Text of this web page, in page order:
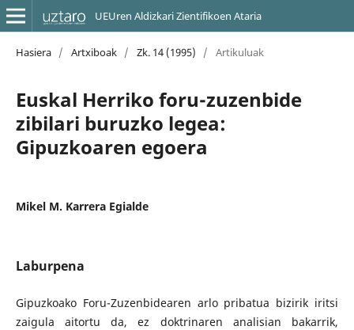
UEUren Aldizkari Zientifikoen Ataria
Hasiera / Artxiboak / Zk. 14 (1995) / Artikuluak
Euskal Herriko foru-zuzenbide
zibilari buruzko legea:
Gipuzkoaren egoera
Mikel M. Karrera Egialde
Laburpena
Gipuzkoako Foru-Zuzenbidearen arlo pribatua bizirik iritsi
zaigula aitortu da, ez doktrinaren analisian bakarrik,